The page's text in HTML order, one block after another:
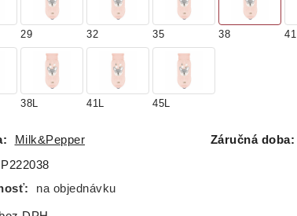
29 32 35 38 41
38L 41L 45L
Milk&Pepper Záručná doba:
na objednávku